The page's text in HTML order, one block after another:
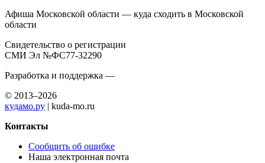
Афиша Московской области — куда сходить в Московской
области
Свидетельство о регистрации
СМИ Эл №ФС77-32290
Разработка и поддержка —
© 2013–2026
кудамо.ру | kuda-mo.ru
Контакты
Сообщить об ошибке
Наша электронная почта